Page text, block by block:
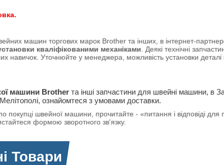
машин торгових марок Brother та інших, в інтернет-
кваліфікованими механіками . Деякі технічні
навичок. Уточнюйте у менеджера, можливість установки
машини Brother та інші запчастини для швейні машини, в
ознайомтеся з умовами доставки.
швейної машини, прочитайте - «питання і відповіді для
формою зворотного зв'язку.
Товари